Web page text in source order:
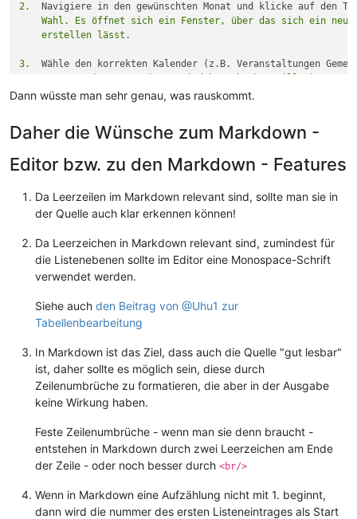
2.
Wahl. Es öffnet sich ein Fenster, über das sich ein
3.
Berechtigungsstufe - zwei oder drei Reiter. Neben
eventuell "Gottesdienste", aber auf jeden Fall "Räume".
6.
(beispielsweise, um den Raum für Deine Veranstaltung zu
und wie lange nach dem Termin (damit er im Anschluss
    wechselst Du in der blauen Leiste oben auf
[Räume](?q=churchressource), siehst Du auch, dass deine
# Weg 2: Aus der Raumübersicht
    erscheint.
Dann wüsste man sehr genau, was rauskommt.
Daher die Wünsche zum Markdown -
Editor bzw. zu den Markdown - Features
Da Leerzeilen im Markdown relevant sind, sollte man sie in
der Quelle auch klar erkennen können!
Da Leerzeichen in Markdown relevant sind, zumindest für
die Listenebenen sollte im Editor eine Monospace-Schrift
verwendet werden.
Siehe auch den Beitrag von @Uhu1 zur
Tabellenbearbeitung
In Markdown ist das Ziel, dass auch die Quelle "gut lesbar"
ist, daher sollte es möglich sein, diese durch
Zeilenumbrüche zu formatieren, die aber in der Ausgabe
keine Wirkung haben.
Feste Zeilenumbrüche - wenn man sie denn braucht -
entstehen in Markdown durch zwei Leerzeichen am Ende
der Zeile - oder noch besser durch <br/>
Wenn in Markdown eine Aufzählung nicht mit 1. beginnt,
dann wird die nummer des ersten Listeneintrages als Start